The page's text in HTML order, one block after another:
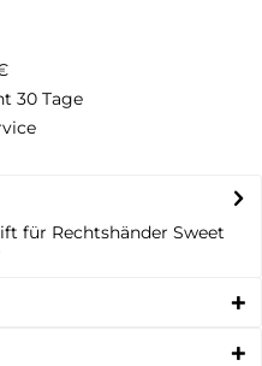
30 Tage
für Rechtshänder Sweet